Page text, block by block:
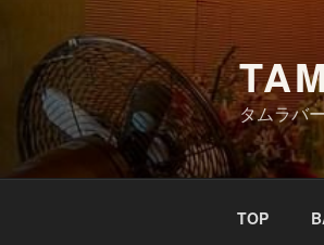
タムラバ
TOP